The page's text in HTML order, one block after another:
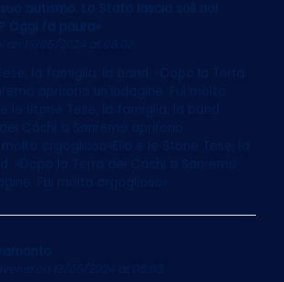
suo autismo. Lo Stato lascia soli noi
Oggi fa paura»
on 13/05/2024 at 06:03
la famiglia, la band. «Dopo la Terra
aprirono un'indagine. Fui molto
e le Storie Tese, la famiglia, la band.
Cachi a Sanremo aprirono
molto orgoglioso»Elio e le Storie Tese, la
«Dopo la Terra dei Cachi a Sanremo
Fui molto orgoglioso»
on 13/05/2024 at 06:03